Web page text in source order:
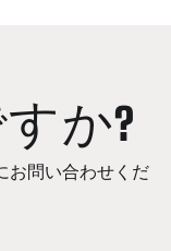
か?
お問い合わせくだ